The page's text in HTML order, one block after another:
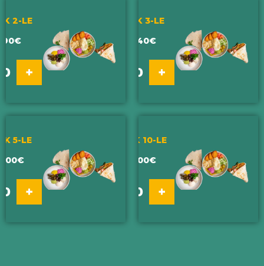
2-LE
€
0 +
VALIK 3-LE
12,40€
0 +
5-LE
€
0 +
VALIK 10-LE
59,00€
0 +